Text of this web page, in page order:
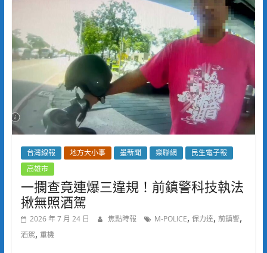
台灣線報 地方大小事 墨新聞 樂聯網
民生電子報
高雄市
一攔查竟連爆三違規！前鎮警科技執法
揪無照酒駕
2026 年 7 月 24 日 焦點時報 M-POLICE, 保力達, 前鎮警,
酒駕, 重機